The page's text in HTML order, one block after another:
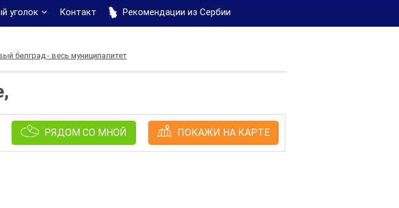
уголок Контакт Рекомендации из Сербии
белград - весь муниципалитет
РЯДОМ СО МНОЙ ПОКАЖИ НА КАРТЕ